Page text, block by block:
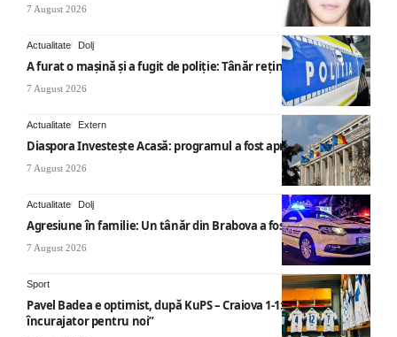
7 August 2026
Actualitate Dolj
A furat o mașină și a fugit de poliție: Tânăr reținut
7 August 2026
Actualitate Extern
Diaspora Investește Acasă: programul a fost aprobat
7 August 2026
Actualitate Dolj
Agresiune în familie: Un tânăr din Brabova a fost arestat
7 August 2026
Sport
Pavel Badea e optimist, după KuPS – Craiova 1-1: „Un rezultat
încurajator pentru noi”